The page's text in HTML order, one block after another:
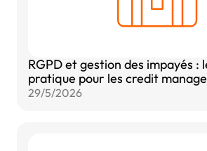
RGPD et gestion des impayés :
pratique pour les credit
29/5/2026